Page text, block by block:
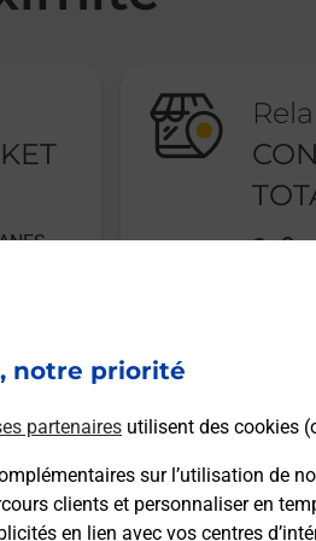
notre priorité
partenaires utilisent des cookies
sur l’utilisation de
clients et personnaliser en
en lien avec vos centres